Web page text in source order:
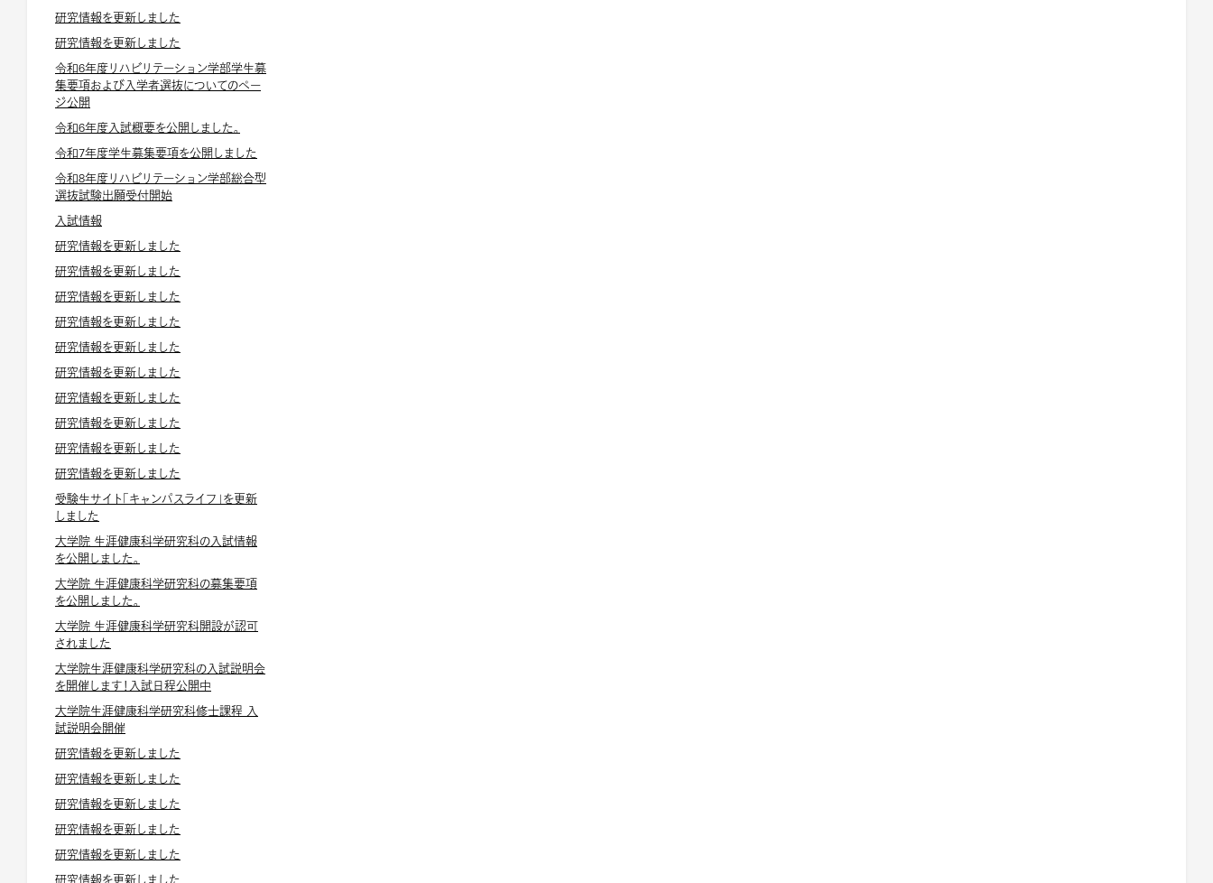
研究情報を更新しました
研究情報を更新しました
令和6年度リハビリテーション学部学生募
集要項および入学者選抜についてのペー
ジ公開
令和6年度入試概要を公開しました。
令和7年度学生募集要項を公開しました
令和8年度リハビリテーション学部総合型
選抜試験出願受付開始
入試情報
研究情報を更新しました
研究情報を更新しました
研究情報を更新しました
研究情報を更新しました
研究情報を更新しました
研究情報を更新しました
研究情報を更新しました
研究情報を更新しました
研究情報を更新しました
研究情報を更新しました
受験生サイト「キャンパスライフ」を更新
しました
大学院 生涯健康科学研究科の入試情報
を公開しました。
大学院 生涯健康科学研究科の募集要項
を公開しました。
大学院 生涯健康科学研究科開設が認可
されました
大学院生涯健康科学研究科の入試説明会
を開催します！入試日程公開中
大学院生涯健康科学研究科修士課程 入
試説明会開催
研究情報を更新しました
研究情報を更新しました
研究情報を更新しました
研究情報を更新しました
研究情報を更新しました
研究情報を更新しました